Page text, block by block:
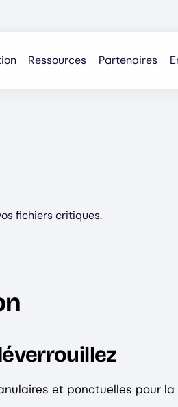
Ressources Partenaires
fichiers critiques.
et ponctuelles pour